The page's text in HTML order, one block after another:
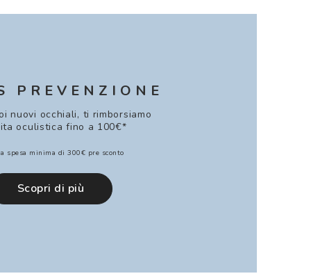
PREVENZIONE
nuovi occhiali, ti rimborsiamo
oculistica fino a 100€*
spesa minima di 300€ pre sconto
Scopri di più